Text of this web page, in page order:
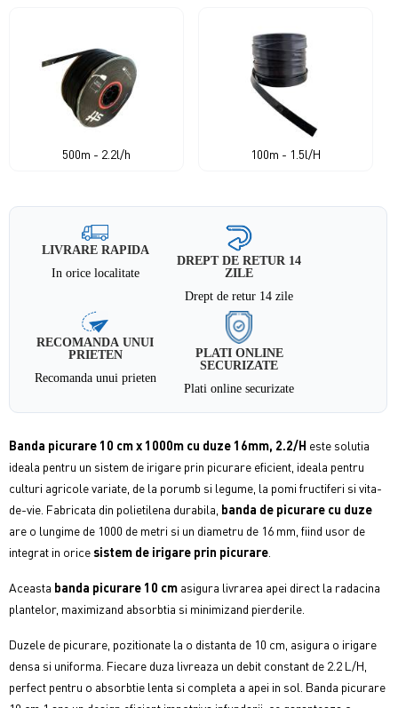
500m - 2.2l/h 100m - 1.5l/H
LIVRARE RAPIDA
In orice localitate
DREPT DE RETUR 14
ZILE
Drept de retur 14 zile
RECOMANDA UNUI
PRIETEN
Recomanda unui prieten
PLATI ONLINE
SECURIZATE
Plati online securizate
Banda picurare 10 cm x 1000m cu duze 16mm, 2.2/H este solutia
ideala pentru un sistem de irigare prin picurare eficient, ideala pentru
culturi agricole variate, de la porumb si legume, la pomi fructiferi si vita-
de-vie. Fabricata din polietilena durabila, banda de picurare cu duze
are o lungime de 1000 de metri si un diametru de 16 mm, fiind usor de
integrat in oricesistem de irigare prin picurare
Aceasta banda picurare 10 cm asigura livrarea apei direct la radacina
plantelor, maximizand absorbtia si minimizand pierderile.
Duzele de picurare, pozitionate la o distanta de 10 cm, asigura o irigare
densa si uniforma. Fiecare duza livreaza un debit constant de 2.2 L/H,
perfect pentru o absorbtie lenta si completa a apei in sol. Banda picurare